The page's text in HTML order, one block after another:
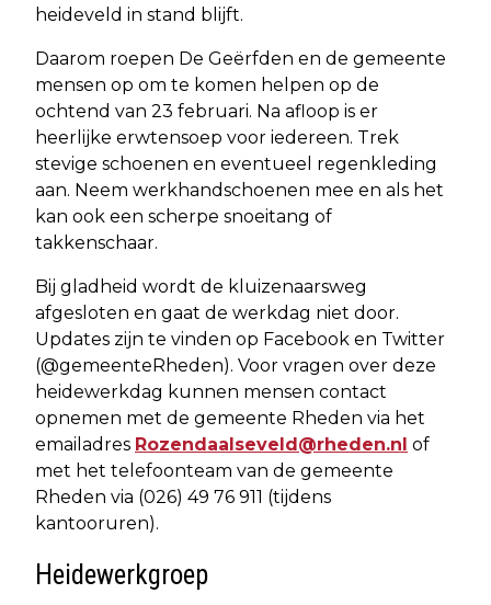
heideveld in stand blijft.
Daarom roepen De Geërfden en de gemeente
mensen op om te komen helpen op de
ochtend van 23 februari. Na afloop is er
heerlijke erwtensoep voor iedereen. Trek
stevige schoenen en eventueel regenkleding
aan. Neem werkhandschoenen mee en als het
kan ook een scherpe snoeitang of
takkenschaar.
Bij gladheid wordt de kluizenaarsweg
afgesloten en gaat de werkdag niet door.
Updates zijn te vinden op Facebook en Twitter
(@gemeenteRheden). Voor vragen over deze
heidewerkdag kunnen mensen contact
opnemen met de gemeente Rheden via het
emailadres Rozendaalseveld@rheden.nl of
met het telefoonteam van de gemeente
Rheden via (026) 49 76 911 (tijdens
kantooruren).
Heidewerkgroep